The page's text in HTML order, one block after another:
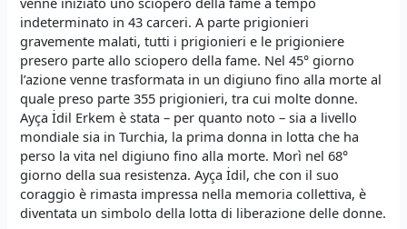
indeterminato in 43 carceri. A parte prigionieri
gravemente malati, tutti i prigionieri e le prigioniere
presero parte allo sciopero della fame. Nel 45° giorno
l’azione venne trasformata in un digiuno fino alla morte al
quale preso parte 355 prigionieri, tra cui molte donne.
Ayça İdil Erkem è stata – per quanto noto – sia a livello
mondiale sia in Turchia, la prima donna in lotta che ha
perso la vita nel digiuno fino alla morte. Morì nel 68°
giorno della sua resistenza. Ayça İdil, che con il suo
coraggio è rimasta impressa nella memoria collettiva, è
diventata un simbolo della lotta di liberazione delle donne.